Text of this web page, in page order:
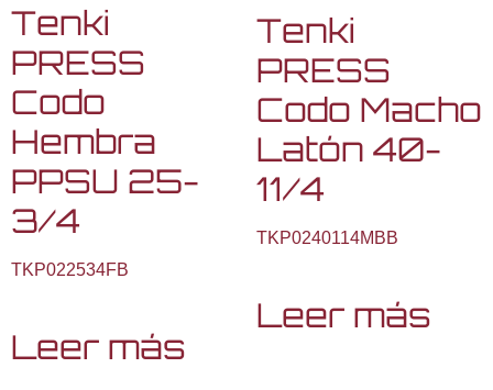
Tenki
PRESS
Codo
Hembra
PPSU 25-
3/4
TKP022534FB
Leer más
Tenki
PRESS
Codo Macho
Latón 40-
11/4
TKP0240114MBB
Leer más